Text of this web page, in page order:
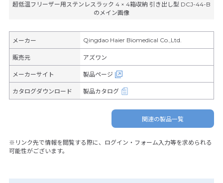
超低温フリーザー用ステンレスラック 4 × 4箱収納 引き出し型 DCJ-44-B
のメイン画像
メーカー Qingdao Haier Biomedical Co.,Ltd.
販売元 アズワン
メーカーサイト 製品ページ
カタログダウンロード 製品カタログ
関連の製品一覧
※リンク先で情報を閲覧する際に、ログイン・フォーム入力等を求められる
可能性がございます。